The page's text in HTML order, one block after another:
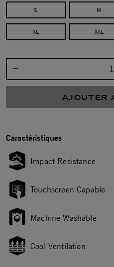
S M
XL XXL
AJOUTER
Caractéristiques
Impact Resistance
Touchscreen Capable
Machine Washable
Cool Ventilation